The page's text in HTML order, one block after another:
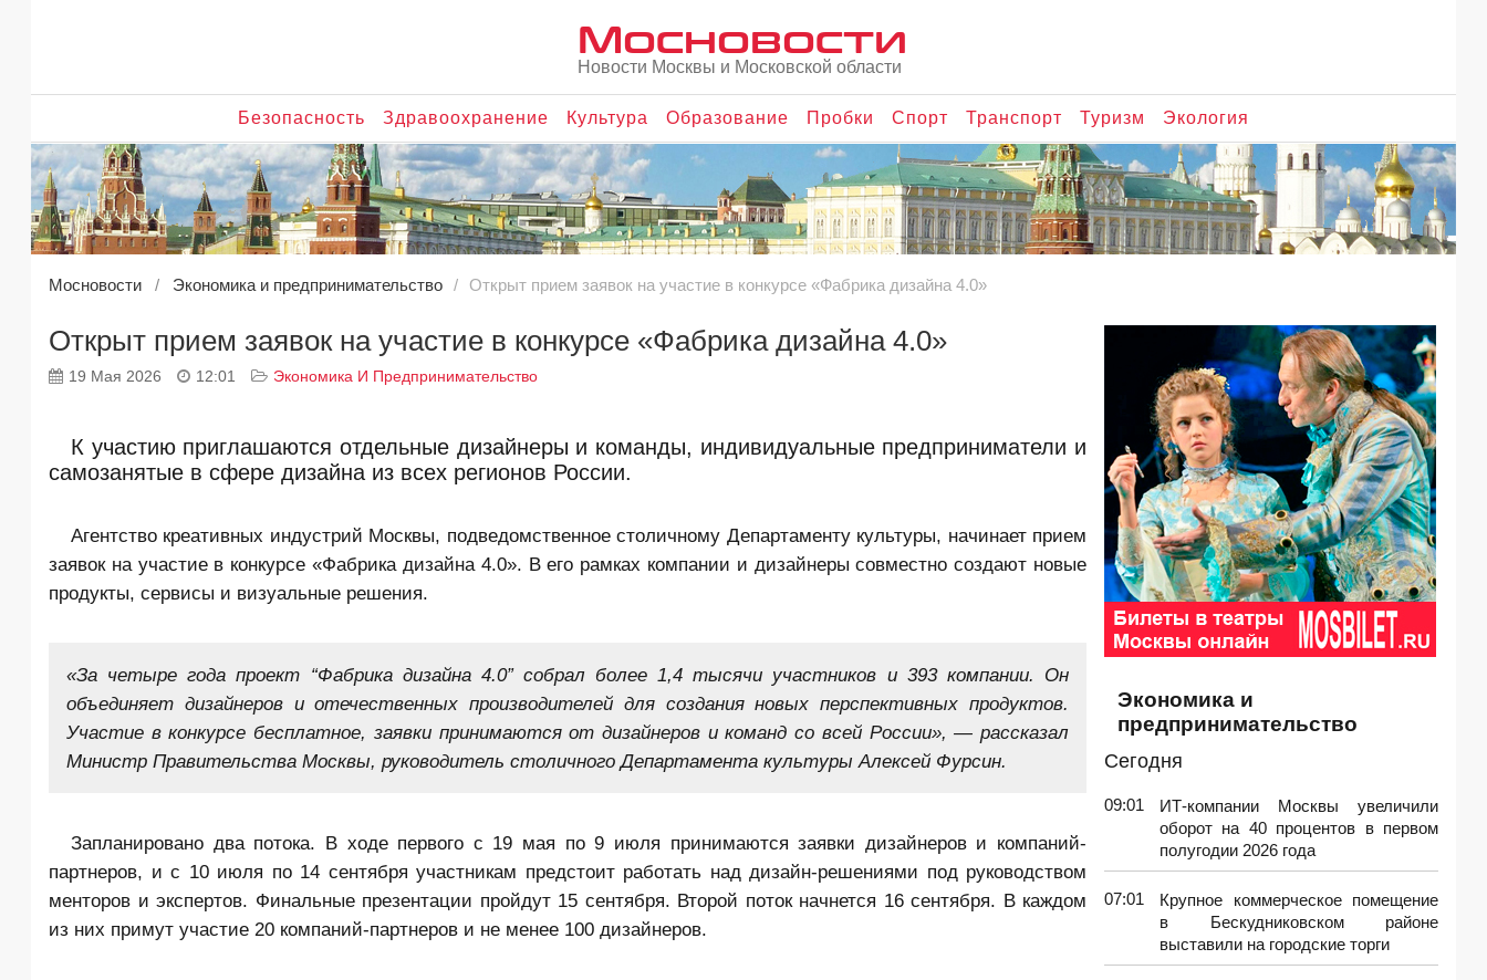
Мосновости
Новости Москвы и Московской области
Безопасность Здравоохранение Культура Образование Пробки Спорт Транспорт Туризм Экология
Мосновости Экономика и предпринимательство Открыт прием заявок на участие в конкурсе «Фабрика дизайна 4.0»
Открыт прием заявок на участие в конкурсе «Фабрика дизайна 4.0»
19 Мая 2026 12:01 Экономика И Предпринимательство
К участию приглашаются отдельные дизайнеры и команды, индивидуальные предприниматели и
самозанятые в сфере дизайна из всех регионов России.
Агентство креативных индустрий Москвы, подведомственное столичному Департаменту культуры, начинает прием
заявок на участие в конкурсе «Фабрика дизайна 4.0». В его рамках компании и дизайнеры совместно создают новые
продукты, сервисы и визуальные решения.
«За четыре года проект “Фабрика дизайна 4.0” собрал более 1,4 тысячи участников и 393 компании. Он
объединяет дизайнеров и отечественных производителей для создания новых перспективных продуктов.
Участие в конкурсе бесплатное, заявки принимаются от дизайнеров и команд со всей России», — рассказал
Министр Правительства Москвы, руководитель столичного Департамента культуры Алексей Фурсин.
Запланировано два потока. В ходе первого с 19 мая по 9 июля принимаются заявки дизайнеров и компаний-
партнеров, и с 10 июля по 14 сентября участникам предстоит работать над дизайн-решениями под руководством
менторов и экспертов. Финальные презентации пройдут 15 сентября. Второй поток начнется 16 сентября. В каждом
из них примут участие 20 компаний-партнеров и не менее 100 дизайнеров.
Экономика и
предпринимательство
Сегодня
09:01
ИТ-компании Москвы увеличили
оборот на 40 процентов в первом
полугодии 2026 года
07:01
Крупное коммерческое помещение
в Бескудниковском районе
выставили на городские торги